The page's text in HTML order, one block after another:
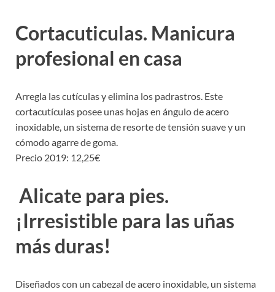
Cortacuticulas. Manicura
profesional en casa
Arregla las cutículas y elimina los padrastros. Este
cortacutículas posee unas hojas en ángulo de acero
inoxidable, un sistema de resorte de tensión suave y un
cómodo agarre de goma.
Precio 2019: 12,25€
Alicate para pies.
¡Irresistible para las uñas
más duras!
Diseñados con un cabezal de acero inoxidable, un sistema